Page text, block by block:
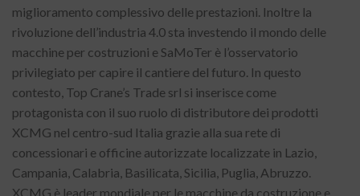
miglioramento complessivo delle prestazioni. Inoltre la
rivoluzione dell’industria 4.0 sta investendo il mondo delle
macchine per costruzioni e SaMoTer è l’osservatorio
privilegiato per capire il cantiere del futuro. In questo
contesto, Top Crane’s Trade srl si inserisce come
protagonista con il suo ruolo di distributore dei prodotti
XCMG nel centro-sud Italia grazie alla sua rete di
concessionari e officine autorizzate localizzate in Lazio,
Campania, Calabria, Basilicata, Sicilia, Puglia, Abruzzo.
XCMG è leader mondiale per le macchine da costruzione e